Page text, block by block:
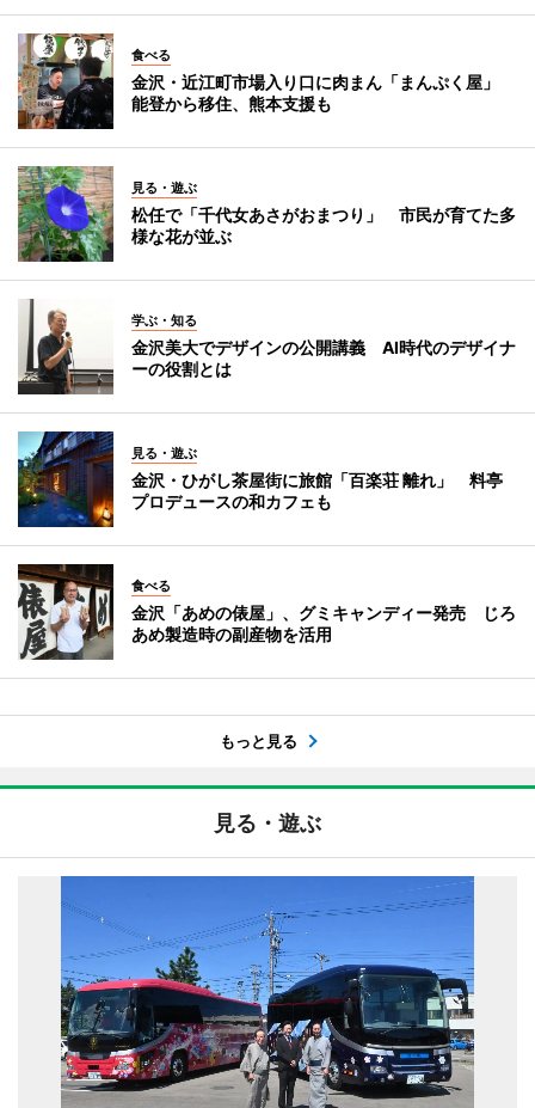
食べる
金沢・近江町市場入り口に肉まん「まんぷく屋」
能登から移住、熊本支援も
見る・遊ぶ
松任で「千代女あさがおまつり」 市民が育てた多
様な花が並ぶ
学ぶ・知る
金沢美大でデザインの公開講義 AI時代のデザイナ
ーの役割とは
見る・遊ぶ
金沢・ひがし茶屋街に旅館「百楽荘 離れ」 料亭
プロデュースの和カフェも
食べる
金沢「あめの俵屋」、グミキャンディー発売 じろ
あめ製造時の副産物を活用
もっと見る
見る・遊ぶ